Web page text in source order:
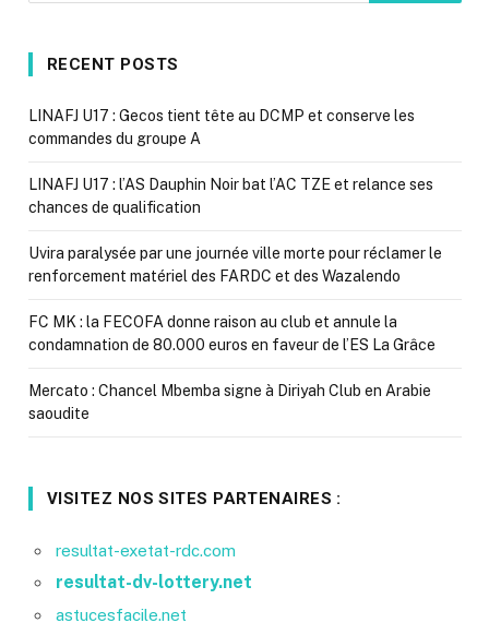
RECENT POSTS
LINAFJ U17 : Gecos tient tête au DCMP et conserve les
commandes du groupe A
LINAFJ U17 : l’AS Dauphin Noir bat l’AC TZE et relance ses
chances de qualification
Uvira paralysée par une journée ville morte pour réclamer le
renforcement matériel des FARDC et des Wazalendo
FC MK : la FECOFA donne raison au club et annule la
condamnation de 80.000 euros en faveur de l’ES La Grâce
Mercato : Chancel Mbemba signe à Diriyah Club en Arabie
saoudite
VISITEZ NOS SITES PARTENAIRES :
resultat-exetat-rdc.com
resultat-dv-lottery.net
astucesfacile.net